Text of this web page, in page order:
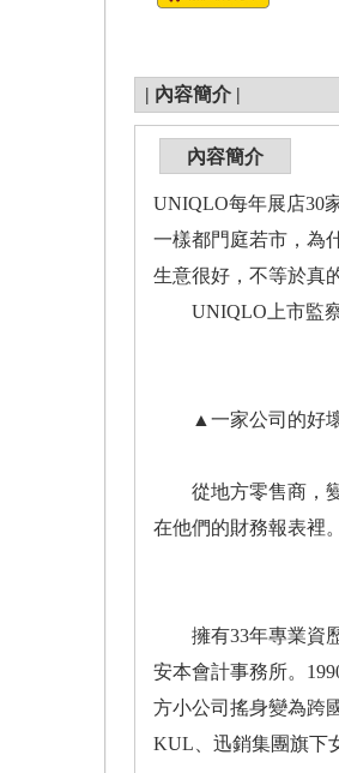
| 內容簡介 |
內容簡介
UNIQLO每年展店30
一樣都門庭若市，為
生意很好，不等於真
UNIQLO上市監察
▲一家公司的好壞
從地方零售商，變
在他們的財務報表裡
擁有33年專業資歷
安本會計事務所。
方小公司搖身變為跨
KUL、迅銷集團旗下